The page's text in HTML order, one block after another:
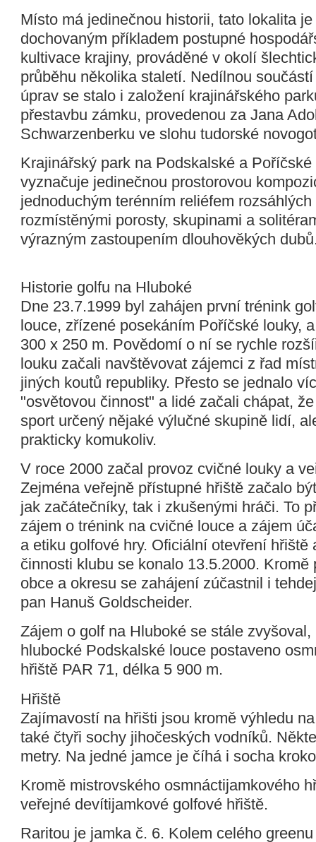
Místo má jedinečnou historii, tato lokalita
dochovaným příkladem postupné
kultivace krajiny, prováděné v okolí
průběhu několika staletí. Nedílnou
úprav se stalo i založení krajinářského
přestavbu zámku, provedenou za Jana
Schwarzenberku ve slohu tudorské
Krajinářský park na Podskalské a Poříčské
vyznačuje jedinečnou prostorovou
jednoduchým terénním reliéfem
rozmístěnými porosty, skupinami a
výrazným zastoupením dlouhověkých
Historie golfu na Hluboké
Dne 23.7.1999 byl zahájen první trénink
louce, zřízené posekáním Poříčské louky,
300 x 250 m. Povědomí o ní se rychle
louku začali navštěvovat zájemci z řad
jiných koutů republiky. Přesto se jednalo
"osvětovou činnost" a lidé začali chápat,
sport určený nějaké výlučné skupině lidí,
prakticky komukoliv.
V roce 2000 začal provoz cvičné louky a
Zejména veřejně přístupné hřiště začalo
jak začátečníky, tak i zkušenými hráči. To
zájem o trénink na cvičné louce a zájem
a etiku golfové hry. Oficiální otevření hřiště
činnosti klubu se konalo 13.5.2000. Kromě
obce a okresu se zahájení zúčastnil i
pan Hanuš Goldscheider.
Zájem o golf na Hluboké se stále zvyšoval,
hlubocké Podskalské louce postaveno
hřiště PAR 71, délka 5 900 m.
Hřiště
Zajímavostí na hřišti jsou kromě výhledu
také čtyři sochy jihočeských vodníků.
metry. Na jedné jamce je číhá i socha
Kromě mistrovského osmnáctijamkového
veřejné devítijamkové golfové hřiště.
Raritou je jamka č. 6. Kolem celého